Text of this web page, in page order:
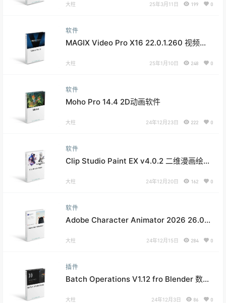
大柱 25年3月11日 199 0
软件
MAGIX Video Pro X16 22.0.1.260 视频剪
大柱 25年1月10日 248 0
软件
Moho Pro 14.4 2D动画软件
大柱 24年12月23日 222 0
软件
Clip Studio Paint EX v4.0.2 二维漫画绘画
大柱 24年12月20日 162 0
软件
Adobe Character Animator 2026 26.0
大柱 24年12月15日 284 0
插件
Batch Operations V1.12 fro Blender 数据
大柱 24年12月3日 86 0